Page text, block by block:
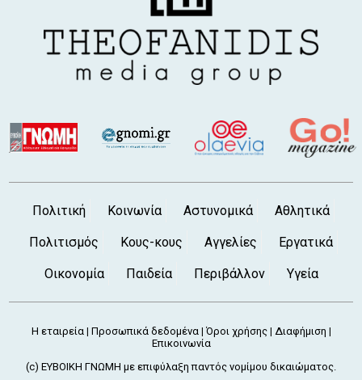
Πολιτική Κοινωνία Αστυνομικά Αθλητικά
Πολιτισμός Κους-κους Αγγελίες Εργατικά
Οικονομία Παιδεία Περιβάλλον Υγεία
Η εταιρεία| Προσωπικά δεδομένα| Όροι χρήσης| Διαφήμιση
Επικοινωνία
(c) ΕΥΒΟΙΚΗ ΓΝΩΜΗ με επιφύλαξη παντός νομίμου δικαιώματος.